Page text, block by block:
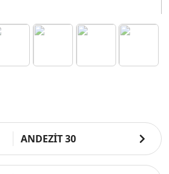
ANDEZİT 30